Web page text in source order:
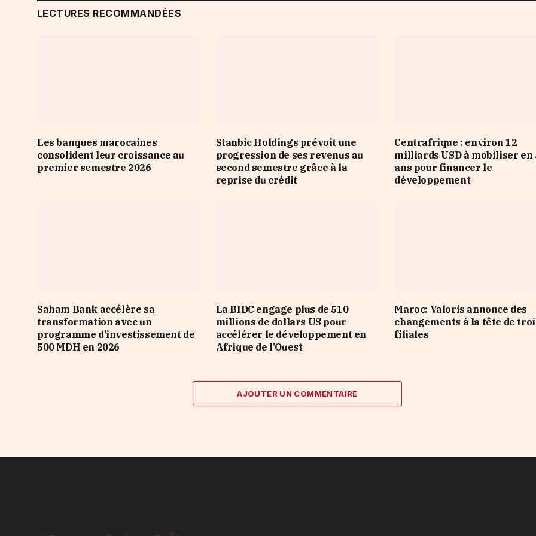
LECTURES RECOMMANDÉES
Les banques marocaines
consolident leur croissance au
premier semestre 2026
Stanbic Holdings prévoit une
progression de ses revenus au
second semestre grâce à la
reprise du crédit
Centrafrique : environ 12
milliards USD à mobiliser en
ans pour financer le
développement
Saham Bank accélère sa
transformation avec un
programme d’investissement de
500 MDH en 2026
La BIDC engage plus de 510
millions de dollars US pour
accélérer le développement en
Afrique de l’Ouest
Maroc: Valoris annonce des
changements à la tête de
filiales
AJOUTER UN COMMENTAIRE